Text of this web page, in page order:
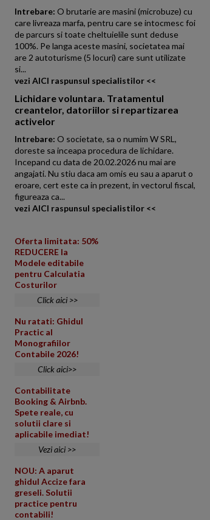
din Codul
Fiscal
Numar mediu de
Multumesc pentru raspuns
precizeaza ca in efectivul
Intrebare: O brutarie are masini (microbuze) cu
care livreaza marfa, pentru care se intocmesc foi
de parcurs si toate cheltuielile sunt deduse
100%. Pe langa aceste masini, societatea mai
are 2 autoturisme (5 locuri) care sunt utilizate
si...
vezi AICI raspunsul specialistilor <<
Lichidare voluntara. Tratamentul
creantelor, datoriilor si repartizarea
activelor
Intrebare: O societate, sa o numim W SRL,
doreste sa inceapa procedura de lichidare.
Incepand cu data de 20.02.2026 nu mai are
angajati. Nu stiu daca am omis eu sau a aparut o
eroare, cert este ca in prezent, in vectorul fiscal,
figureaza ca...
vezi AICI raspunsul specialistilor <<
Oferta limitata: 50%
REDUCERE la
Modele editabile
pentru Calculatia
Costurilor
Click aici >>
Nu ratati: Ghidul
Practic al
Monografiilor
Contabile 2026!
Click aici>>
Contabilitate
Booking & Airbnb.
Spete reale, cu
solutii clare si
aplicabile imediat!
Vezi aici >>
NOU: A aparut
ghidul Accize fara
greseli. Solutii
practice pentru
contabili!